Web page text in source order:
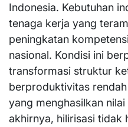
Indonesia. Kebutuhan
tenaga kerja yang
peningkatan
nasional. Kondisi ini
transformasi struktur
berproduktivitas
yang menghasilkan
akhirnya, hilirisasi tidak